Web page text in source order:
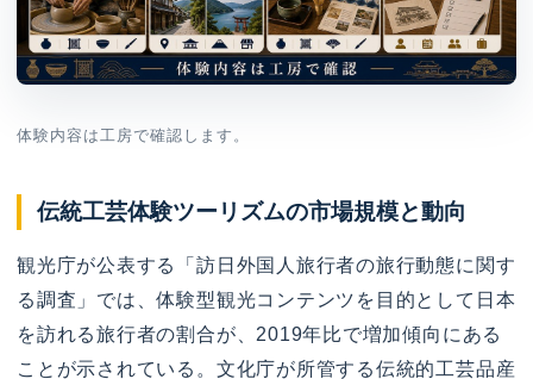
体験内容は工房で確認します。
伝統工芸体験ツーリズムの市場規模と動向
観光庁が公表する「訪日外国人旅行者の旅行動態に関す
る調査」では、体験型観光コンテンツを目的として日本
を訪れる旅行者の割合が、2019年比で増加傾向にある
ことが示されている。文化庁が所管する伝統的工芸品産